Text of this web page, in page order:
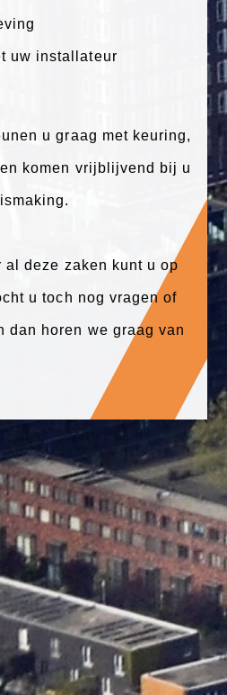
uw installateur
u graag met keuring,
komen vrijblijvend bij u
al deze zaken kunt u op
u toch nog vragen of
dan horen we graag van